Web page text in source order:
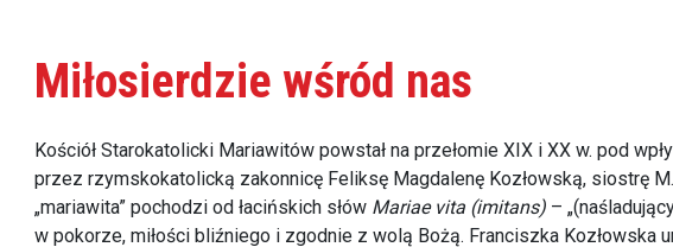
Miłosierdzie wśród nas
Kościół Starokatolicki Mariawitów powstał na przełomie XIX i XX w. pod
przez rzymskokatolicką zakonnicę Feliksę Magdalenę Kozłowską, siostrę
„mariawita” pochodzi od łacińskich słów Mariae vita (imitans) –
w pokorze, miłości bliźniego i zgodnie z wolą Bożą. Franciszka Kozłowska